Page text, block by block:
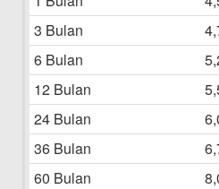
Laporan
06-05-2025
Daftar
Bulan April 2025
15-04-2025
Pengumuman
3 Bulan
6 Bulan
12 Bulan
24 Bulan
36 Bulan
60 Bulan